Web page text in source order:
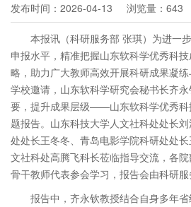
发布时间：2026-04-13 浏览量：643
本报讯（科研服务部 张琪）为进一
申报水平，精准把握山东软科学优秀科
略，助力广大教师高效开展科研成果凝
学校邀请，山东软科学研究会秘书长齐
要，提升成果层级——山东软科学优秀科
题报告。山东科技大学人文社科处处长
处处长王冬冬、青岛电影学院科研处处
文社科处高腾飞科长莅临指导交流，各
骨干教师代表参会学习，报告会由科研服
报告中，齐永钦教授结合自身多年